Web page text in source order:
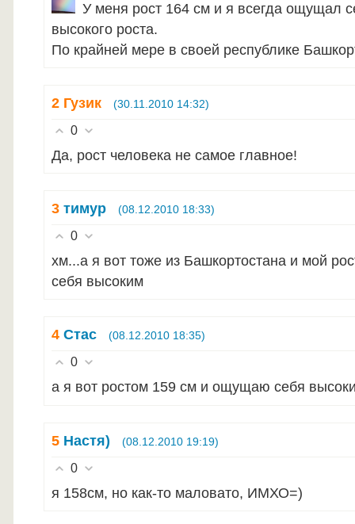
У меня рост 164 см и я всегда ощущал
высокого роста.
По крайней мере в своей республике
2 Гузик (30.11.2010 14:32)
0
Да, рост человека не самое главное!
3 тимур (08.12.2010 18:33)
0
хм...а я вот тоже из Башкортостана и мой
себя высоким
4 Стас (08.12.2010 18:35)
0
а я вот ростом 159 см и ощущаю себя
5 Настя) (08.12.2010 19:19)
0
я 158см, но как-то маловато, ИМХО=)